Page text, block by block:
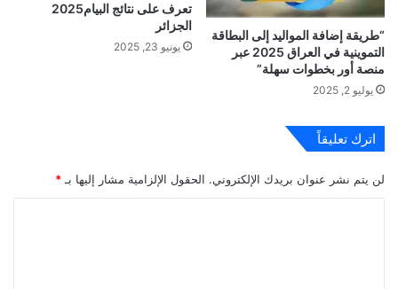
“طريقة إضافة المواليد إلى البطاقة
التموينية في العراق 2025 عبر
منصة أور بخطوات سهلة”
يوليو 2, 2025
تعرف على نتائج البيام2025
الجزائر
يونيو 23, 2025
اترك تعليقاً
لن يتم نشر عنوان بريدك الإلكتروني. الحقول الإلزامية مشار إليها بـ *